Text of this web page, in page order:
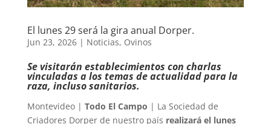
El lunes 29 será la gira anual Dorper.
Jun 23, 2026| Noticias, Ovinos
Se visitarán establecimientos con charlas
vinculadas a los temas de actualidad para la
raza, incluso sanitarios.
Montevideo | Todo El Campo | La Sociedad de
Criadores Dorper de nuestro país realizará el lunes